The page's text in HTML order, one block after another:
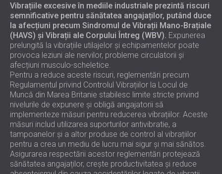
Vibrațiile excesive în mediile industriale prezintă riscuri
semnificative pentru sănătatea angajaților, putând duce
la afecțiuni precum Sindromul de Vibrații Mano-Brațiale
(HAVS) și Vibrații ale Corpului Întreg (WBV). Expunerea
prelungită la vibrațiile utilajelor și echipamentelor poate
provoca leziuni ale nervilor, probleme circulatorii și
afecțiuni musculo-scheletice.
Pentru a reduce aceste riscuri, reglementări precum
Regulamentul privind Controlul Vibrațiilor la Locul de
Muncă din Marea Britanie stabilesc limite stricte privind
nivelurile de expunere și obligă angajatorii să
implementeze măsuri pentru reducerea vibrațiilor. Aceste
măsuri includ utilizarea suporturilor antivibratie, a
tampoanelor și a altor produse de control al vibrațiilor
pentru a crea un mediu de lucru mai sigur și mai sănătos.
Asigurarea respectării acestor reglementări protejează
sănătatea angajaților, crește productivitatea și reduce